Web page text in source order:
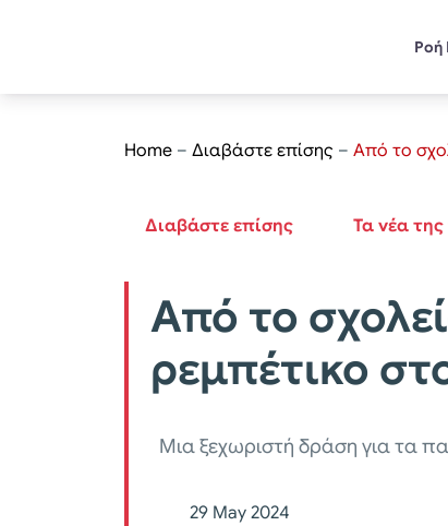
Ροή
Home – Διαβάστε επίσης – Από το
Διαβάστε επίσης Τα νέα
Από το
ρεμπέτικο
Μια ξεχωριστή δράση για τα
29 May 2024